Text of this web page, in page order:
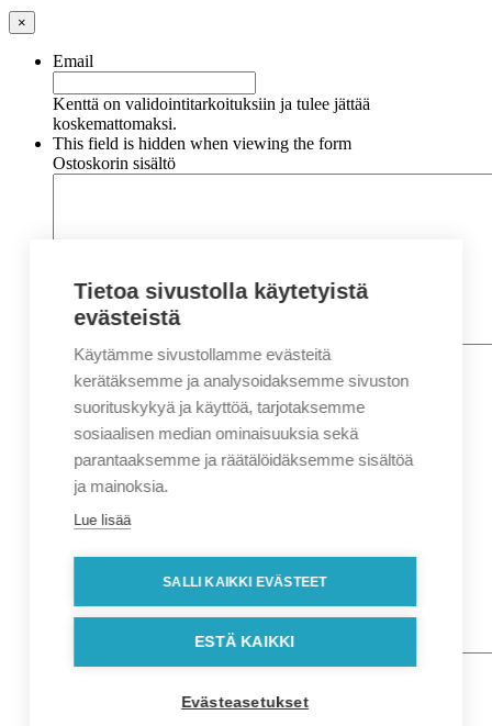
×
Email
Kenttä on validointitarkoituksiin ja tulee jättää
koskemattomaksi.
This field is hidden when viewing the form
Ostoskorin sisältö
Nimi*
Etunimi
Sukunimi
Sähköposti*
Puhelin*
Osoitetiedot
Lähiosoite
Postinumero
Tietoa sivustolla käytetyistä
evästeistä
Käytämme sivustollamme evästeitä
kerätäksemme ja analysoidaksemme sivuston
suorituskykyä ja käyttöä, tarjotaksemme
sosiaalisen median ominaisuuksia sekä
parantaaksemme ja räätälöidäksemme sisältöä
ja mainoksia.
Lue lisää
SALLI KAIKKI EVÄSTEET
ESTÄ KAIKKI
Evästeasetukset